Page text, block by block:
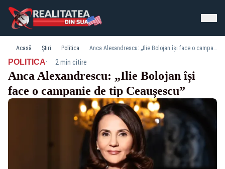
Acasă Știri Politica Anca Alexandrescu: „Ilie Bolojan își face o campanie de tip Ceaușescu”
POLITICA· 2 min citire
Anca Alexandrescu: „Ilie Bolojan își
face o campanie de tip Ceaușescu”